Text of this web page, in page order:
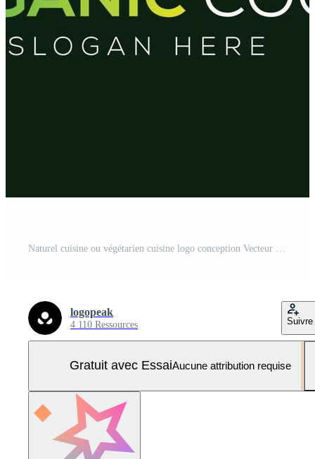
logopeak
4 110 Ressources Suivre
Gratuit avec EssaiAucune attribution requise